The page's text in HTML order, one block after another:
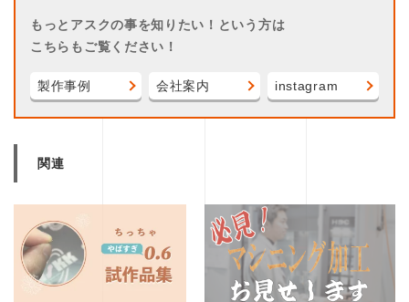
もっとアスクの事を知りたい！という方は
こちらもご覧ください！
製作事例 会社案内 instagram
関連